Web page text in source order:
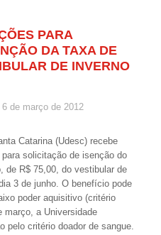
PARA
DA TAXA DE
DE INVERNO
6 de março de 2012
Catarina (Udesc) recebe
solicitação de isenção do
de R$ 75,00, do vestibular de
3 de junho. O benefício pode
poder aquisitivo (critério
março, a Universidade
pelo critério doador de sangue.